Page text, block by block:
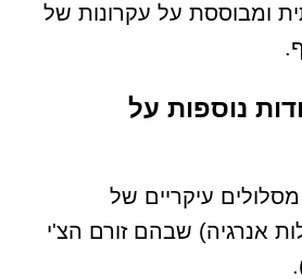
ומבוססת על עקרונות של
נוספות על
בגוף קיימים 12 מסלולים עיקריים של
אנרגיה) שבהם זורם הצ'י